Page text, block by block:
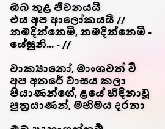
ඔබ තුළ ජීවනයයි
එය අප ආලෝකයයි //
නමදින්නෙමි, නමදින්නෙමි -
යේසුනි... - //
වාක්‍යානෝ, මාංශවත් වී
අප අතරේ වාසය කලා
පියාණන්ගේ, ළයේ හිඳිනාවූ
පුත්‍රයාණන්, මහිමය දරනා